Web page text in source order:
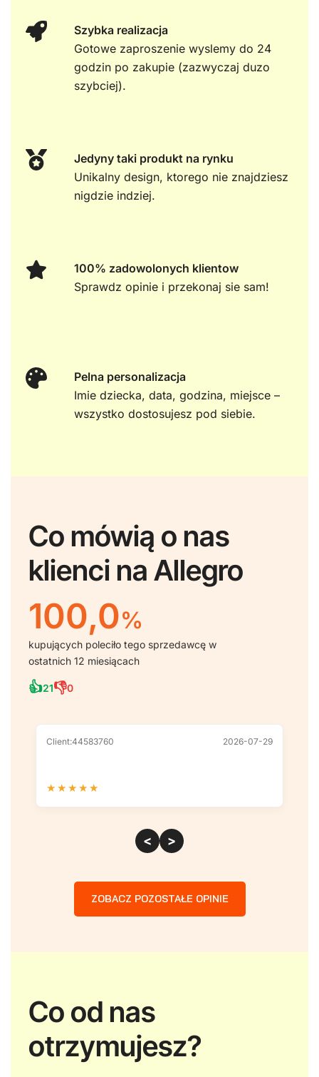
Szybka realizacja
Gotowe zaproszenie wyslemy do 24
godzin po zakupie (zazwyczaj duzo
szybciej).
Jedyny taki produkt na rynku
Unikalny design, ktorego nie znajdziesz
nigdzie indziej.
100% zadowolonych klientow
Sprawdz opinie i przekonaj sie sam!
Pelna personalizacja
Imie dziecka, data, godzina, miejsce –
wszystko dostosujesz pod siebie.
Co mówią o nas
klienci na Allegro
100,0%
kupujących poleciło tego sprzedawcę w
ostatnich 12 miesiącach
👍21👎0
Client:44583760 2026-07-29
★ ★ ★ ★ ★
< >
ZOBACZ POZOSTAŁE OPINIE
Co od nas
otrzymujesz?